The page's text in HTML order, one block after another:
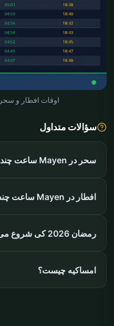
اوقات افطار و سحر Mayen اوت 2026 — اوقات نماز
سؤالات متداول
سحر در Mayen ساعت چند است؟
افطار در Mayen ساعت چند است؟
رمضان 2026 کی شروع می‌شود؟
امساکیه چیست؟